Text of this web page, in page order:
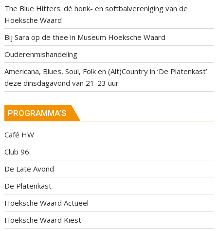
The Blue Hitters: dé honk- en softbalvereniging van de
Hoeksche Waard
Bij Sara op de thee in Museum Hoeksche Waard
Ouderenmishandeling
Americana, Blues, Soul, Folk en (Alt)Country in ‘De Platenkast’
deze dinsdagavond van 21-23 uur
PROGRAMMA’S
Café HW
Club 96
De Late Avond
De Platenkast
Hoeksche Waard Actueel
Hoeksche Waard Kiest